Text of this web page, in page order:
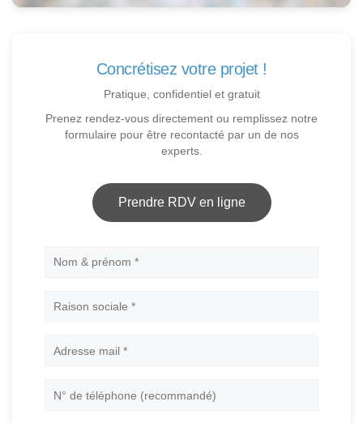
Concrétisez votre projet !
Pratique, confidentiel et gratuit
Prenez rendez-vous directement ou remplissez notre
formulaire pour être recontacté par un de nos
experts.
Prendre RDV en ligne
Nom